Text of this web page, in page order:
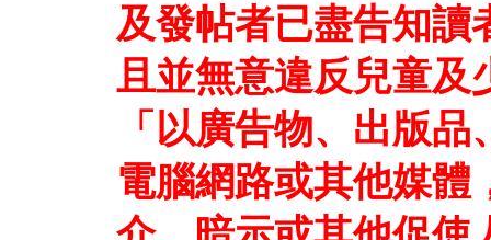
及發帖者已盡告知讀
且並無意違反兒童及
「以廣告物、出版
電腦網路或其他媒體